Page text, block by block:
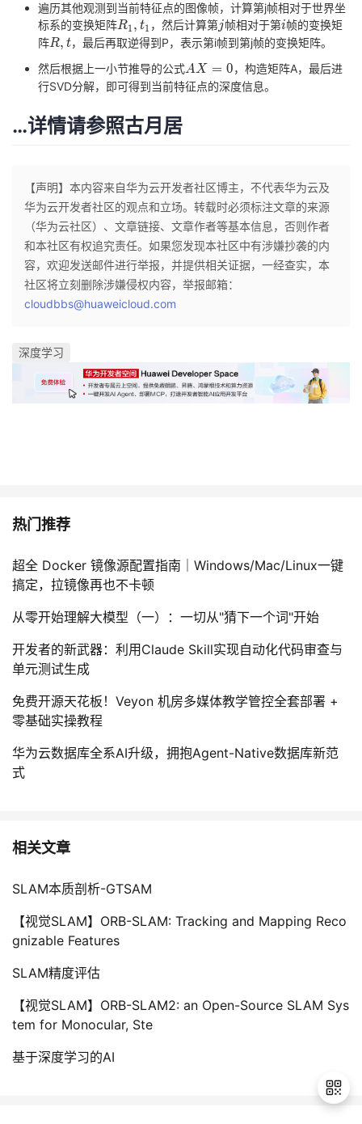
遍历其他观测到当前特征点的图像帧，计算第j帧相对于世界坐
标系的变换矩阵R_1,t_1
R1 , t1 ，然后计算第j
j帧相对于第i
i帧的变换矩
阵R,t
R, t，最后再取逆得到P，表示第i帧到第j帧的变换矩阵。
然后根据上一小节推导的公式AX=0
AX = 0，构造矩阵A，最后进
行SVD分解，即可得到当前特征点的深度信息。
…详情请参照古月居
【声明】本内容来自华为云开发者社区博主，不代表华为云及
华为云开发者社区的观点和立场。转载时必须标注文章的来源
（华为云社区）、文章链接、文章作者等基本信息，否则作者
和本社区有权追究责任。如果您发现本社区中有涉嫌抄袭的内
容，欢迎发送邮件进行举报，并提供相关证据，一经查实，本
社区将立刻删除涉嫌侵权内容，举报邮箱：
cloudbbs@huaweicloud.com
深度学习
热门推荐
超全 Docker 镜像源配置指南｜Windows/Mac/Linux一键
搞定，拉镜像再也不卡顿
从零开始理解大模型（一）：一切从"猜下一个词"开始
开发者的新武器：利用Claude Skill实现自动化代码审查与
单元测试生成
免费开源天花板！Veyon 机房多媒体教学管控全套部署 +
零基础实操教程
华为云数据库全系AI升级，拥抱Agent-Native数据库新范
式
相关文章
SLAM本质剖析-GTSAM
【视觉SLAM】ORB-SLAM: Tracking and Mapping Reco
gnizable Features
SLAM精度评估
【视觉SLAM】ORB-SLAM2: an Open-Source SLAM Sys
tem for Monocular, Ste
基于深度学习的AI